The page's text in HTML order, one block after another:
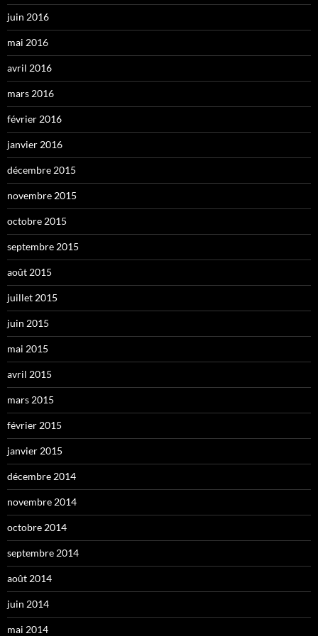
juin 2016
mai 2016
avril 2016
mars 2016
février 2016
janvier 2016
décembre 2015
novembre 2015
octobre 2015
septembre 2015
août 2015
juillet 2015
juin 2015
mai 2015
avril 2015
mars 2015
février 2015
janvier 2015
décembre 2014
novembre 2014
octobre 2014
septembre 2014
août 2014
juin 2014
mai 2014